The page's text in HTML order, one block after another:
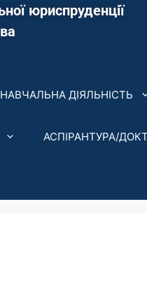
юриспруденції
НАВЧАЛЬНА ДІЯЛЬНІСТЬ
АСПІРАНТУРА/